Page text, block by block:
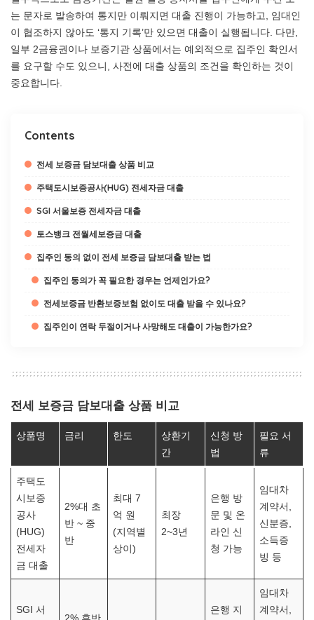
는 문자로 발송하여 통지만 이뤄지면 대출 진행이 가능하고, 임대인
이 협조하지 않아도 ‘통지 기록’만 있으면 대출이 실행됩니다. 다만,
일부 2금융권이나 보증기관 상품에서는 예외적으로 집주인 확인서
를 요구할 수도 있으니, 사전에 대출 상품의 조건을 확인하는 것이
중요합니다.
Contents
전세 보증금 담보대출 상품 비교
주택도시보증공사(HUG) 전세자금 대출
SGI 서울보증 전세자금 대출
토스뱅크 전월세보증금 대출
집주인 동의 없이 전세 보증금 담보대출 받는 법
집주인 동의가 꼭 필요한 경우는 언제인가요?
전세보증금 반환보증보험 없이도 대출 받을 수 있나요?
집주인이 연락 두절이거나 사망해도 대출이 가능한가요?
전세 보증금 담보대출 상품 비교
상품명 금리 한도
상환기
간
신청 방
법
필요 서
류
주택도
시보증
공사
(HUG)
전세자
금 대출
2%대 초
반 ~ 중
반
최대 7
억 원
(지역별
상이)
최장
2~3년
은행 방
문 및 온
라인 신
청 가능
임대차
계약서,
신분증,
소득증
빙 등
SGI 서
은행 지
임대차
계약서,